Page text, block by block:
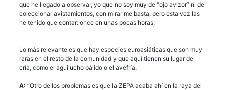
que he llegado a observar, yo que no soy muy de “ojo avizor” ni de
coleccionar avistamientos, con mirar me basta, pero esta vez las
he tenido que contar: once en unas pocas horas.
Lo más relevante es que hay especies euroasiáticas que son muy
raras en el resto de la comunidad y que aquí tienen su lugar de
cría, como el aguilucho pálido o el avefría.
A: “Otro de los problemas es que la ZEPA acaba ahí en la raya del